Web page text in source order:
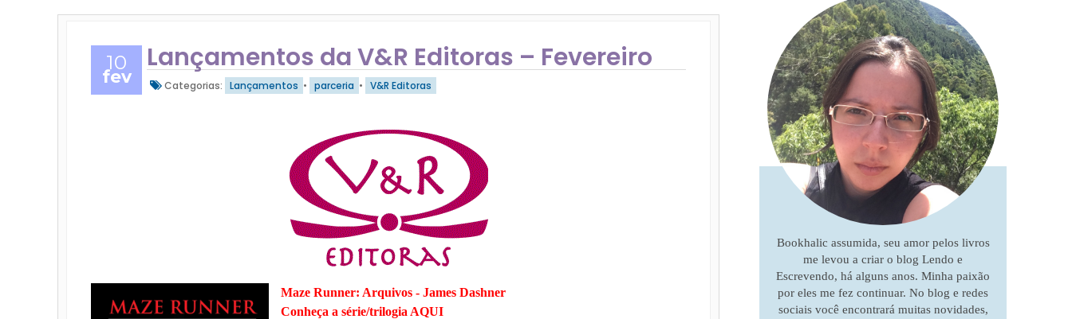
10
fev
Lançamentos da V&R Editoras – Fevereiro
Categorias: Lançamentos • parceria • V&R Editoras
Maze Runner: Arquivos - James Dashner
Conheça a série/trilogia AQUI
Bookhalic assumida, seu amor pelos livros
me levou a criar o blog Lendo e
Escrevendo, há alguns anos. Minha paixão
por eles me fez continuar. No blog e redes
sociais você encontrará muitas novidades,